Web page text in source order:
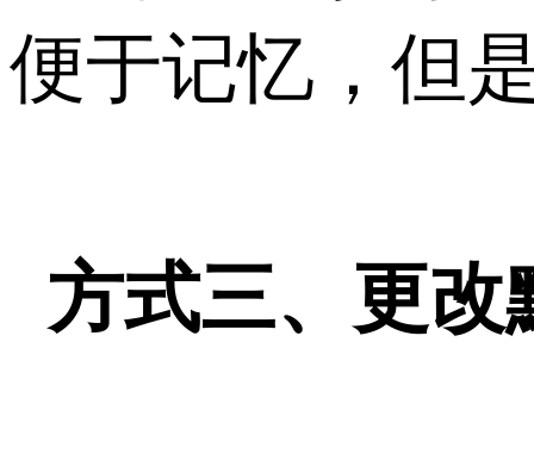
便于记忆，但
方式三、更改